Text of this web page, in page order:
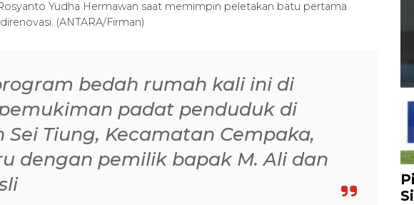
Yudha Hermawan saat memimpin peletakan batu pertama
(ANTARA/Firman)
bedah rumah kali ini di
padat penduduk di
Sei Tiung, Kecamatan Cempaka,
dengan pemilik bapak M. Ali dan